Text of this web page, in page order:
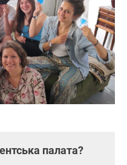
палата?